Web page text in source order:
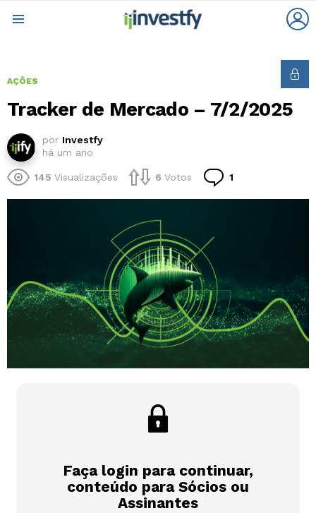
AÇÕES
Tracker de Mercado – 7/2/2025
por Investfy
há um ano
145 Visualizações 6 Votos 1
Faça login para continuar,
conteúdo para Sócios ou
Assinantes